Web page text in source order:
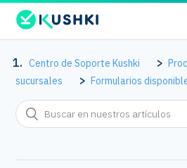
Centro de Soporte Kushki
sucursales
Formularios